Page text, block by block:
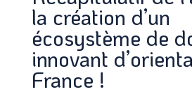
la création d’un
écosystème de
innovant
France !